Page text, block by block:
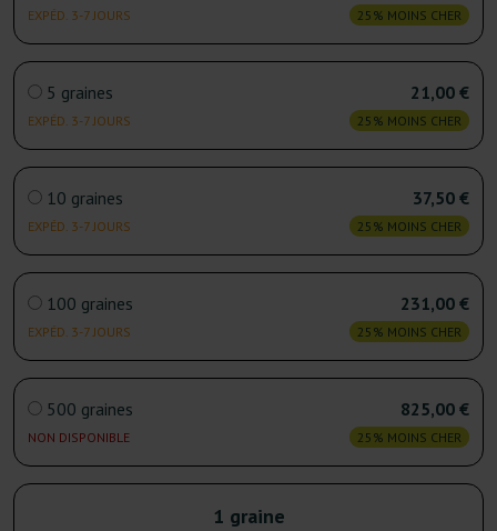
EXPÉD. 3-7 JOURS 25% MOINS CHER
5 graines
EXPÉD. 3-7 JOURS
21,00 €
25% MOINS CHER
10 graines
EXPÉD. 3-7 JOURS
37,50 €
25% MOINS CHER
100 graines
EXPÉD. 3-7 JOURS
231,00 €
25% MOINS CHER
500 graines
NON DISPONIBLE
825,00 €
25% MOINS CHER
1 graine